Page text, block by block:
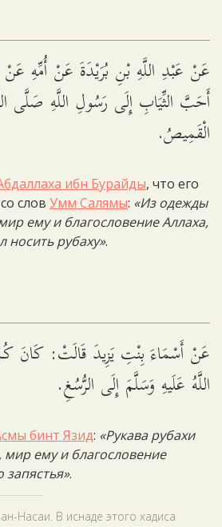
عَنْ عَبْدِ اللَّهِ بْنِ بُرَيْدَةَ عَنْ أُمِّهِ
أَحَبَّ الثِّيَابِ إِلَى رَسُولِ اللَّهِ صَلَّى
الْقَمِيصُ.
ибн Бурайды, что его
слов Умм Салямы: «Из одежды
ему и благословение Аллаха,
носить рубаху».
عَنْ أَسْمَاءَ بِنْتِ يَزِيدَ قَالَتْ: كَانَ
اللَّهُ عَلَيهِ وَسَلَّمَ إِلَى الرُّسُغِ.
бинт Язид: «Рукава рубахи
мир ему и благословение
запястья».
Насаи. В иснаде этого хадиса